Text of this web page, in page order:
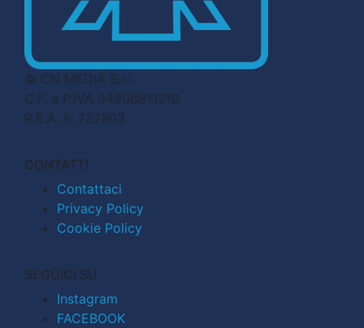
© CN MEDIA S.r.l.
C.F. e P.IVA 04998911210
R.E.A. n. 727803
CONTATTI
Contattaci
Privacy Policy
Cookie Policy
SEGUICI SU
Instagram
FACEBOOK